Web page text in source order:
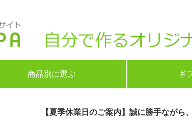
商品別に選ぶ ギ
【夏季休業日のご案内】誠に勝手ながら、